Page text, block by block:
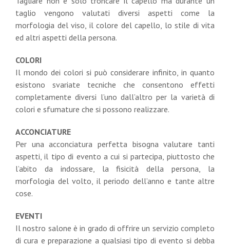
taglio vengono valutati diversi aspetti come la
morfologia del viso, il colore del capello, lo stile di vita
ed altri aspetti della persona.
COLORI
Il mondo dei colori si può considerare infinito, in quanto
esistono svariate tecniche che consentono effetti
completamente diversi l’uno dall’altro per la varietà di
colori e sfumature che si possono realizzare.
ACCONCIATURE
Per una acconciatura perfetta bisogna valutare tanti
aspetti, il tipo di evento a cui si partecipa, piuttosto che
l’abito da indossare, la fisicità della persona, la
morfologia del volto, il periodo dell’anno e tante altre
cose.
EVENTI
Il nostro salone è in grado di offrire un servizio completo
di cura e preparazione a qualsiasi tipo di evento si debba